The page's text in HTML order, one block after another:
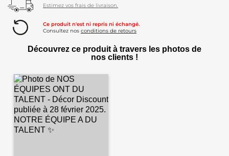
Estimez vos frais de livraison.
Ce produit n'est ni repris ni échangé.
Consultez nos conditions de retours
Découvrez ce produit à travers les photos de
nos clients !